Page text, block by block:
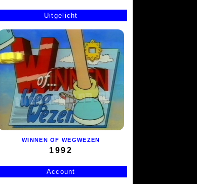
Uitgelicht
WINNEN OF WEGWEZEN
1992
Account